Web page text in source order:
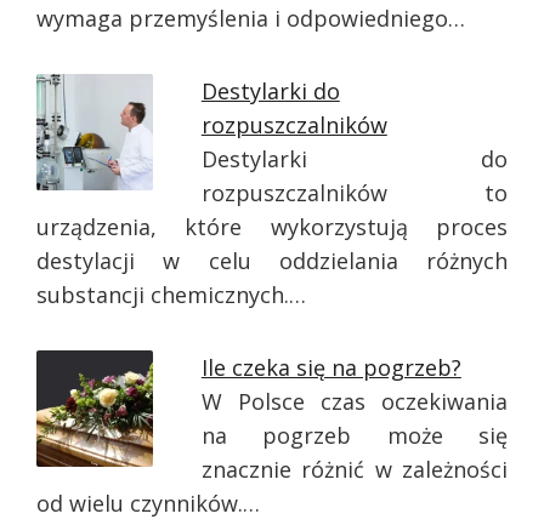
wymaga przemyślenia i odpowiedniego…
Destylarki do
rozpuszczalników
Destylarki do
rozpuszczalników to
urządzenia, które wykorzystują proces
destylacji w celu oddzielania różnych
substancji chemicznych.…
Ile czeka się na pogrzeb?
W Polsce czas oczekiwania
na pogrzeb może się
znacznie różnić w zależności
od wielu czynników.…